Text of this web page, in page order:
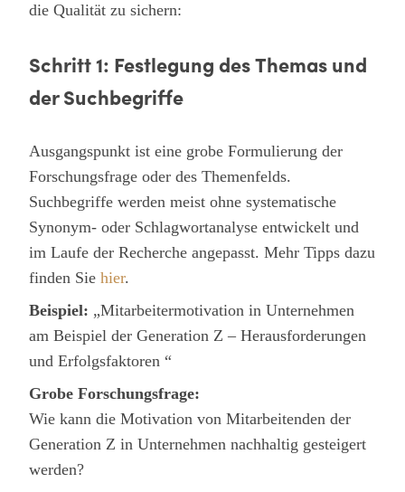
die Qualität zu sichern:
Schritt 1: Festlegung des Themas und
der Suchbegriffe
Ausgangspunkt ist eine grobe Formulierung der
Forschungsfrage oder des Themenfelds.
Suchbegriffe werden meist ohne systematische
Synonym- oder Schlagwortanalyse entwickelt und
im Laufe der Recherche angepasst. Mehr Tipps dazu
finden Sie hier.
Beispiel: „Mitarbeitermotivation in Unternehmen
am Beispiel der Generation Z – Herausforderungen
und Erfolgsfaktoren “
Grobe Forschungsfrage:
Wie kann die Motivation von Mitarbeitenden der
Generation Z in Unternehmen nachhaltig gesteigert
werden?